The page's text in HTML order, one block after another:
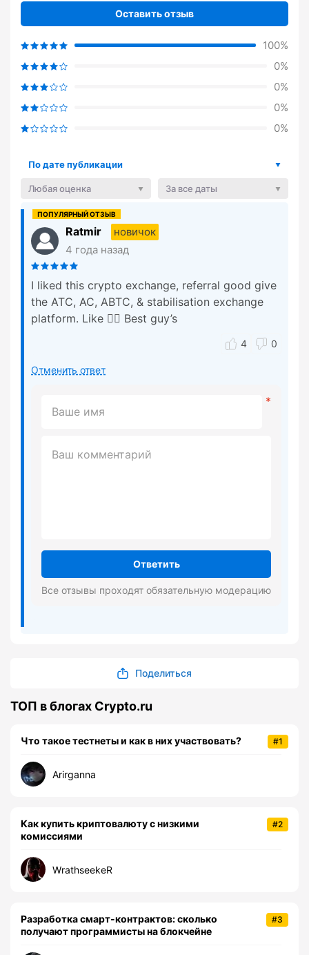
Оставить отзыв
100%
0%
0%
0%
0%
По дате публикации
Любая оценка За все даты
Ratmir
новичок
4 года назад
I liked this crypto exchange, referral good give
the ATC, AC, ABTC, & stabilisation exchange
platform. Like 👍🏻 Best guy’s
Отменить ответ
Ответить
Все отзывы проходят обязательную модерацию
4 0
Поделиться
ТОП в блогах Crypto.ru
#1
Что такое тестнеты и как в них участвовать?
Arirganna
#2
Как купить криптовалюту с низкими
комиссиями
WrathseekeR
#3
Разработка смарт-контрактов: сколько
получают программисты на блокчейне